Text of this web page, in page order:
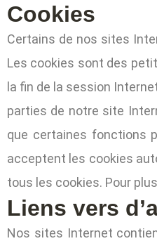
Cookies
Certains de nos sites
Les cookies sont des
la fin de la session
parties de notre site
que certaines fonctions
acceptent les cookies
tous les cookies. Pour
Liens vers
Nos sites Internet